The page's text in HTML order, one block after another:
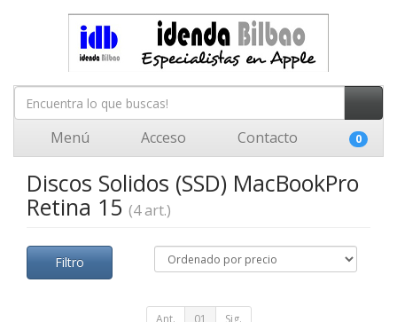
Menú Acceso Contacto 0
Discos Solidos (SSD) MacBookPro
Retina 15 (4 art.)
Filtro
Ant. 01 Sig.